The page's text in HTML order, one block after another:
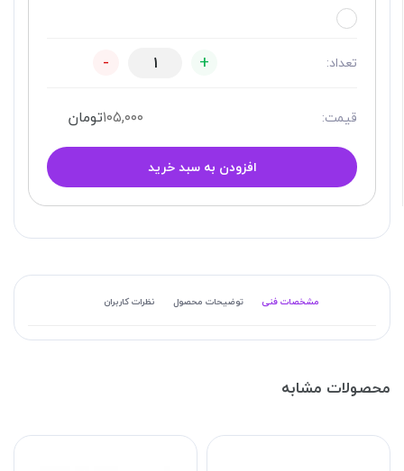
تعداد: +
-
قیمت: ۱۰۵,۰۰۰تومان
افزودن به سبد خرید
مشخصات فنی توضیحات محصول نظرات کاربران
محصولات مشابه